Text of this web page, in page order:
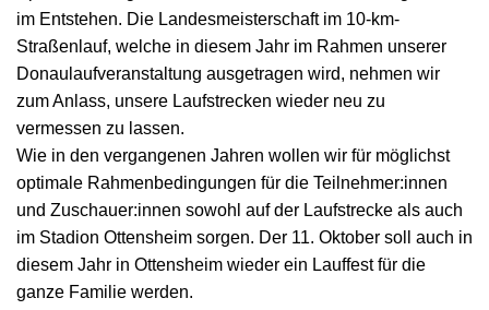
im Entstehen. Die Landesmeisterschaft im 10-km-
Straßenlauf, welche in diesem Jahr im Rahmen unserer
Donaulaufveranstaltung ausgetragen wird, nehmen wir
zum Anlass, unsere Laufstrecken wieder neu zu
vermessen zu lassen.
Wie in den vergangenen Jahren wollen wir für möglichst
optimale Rahmenbedingungen für die Teilnehmer:innen
und Zuschauer:innen sowohl auf der Laufstrecke als auch
im Stadion Ottensheim sorgen. Der 11. Oktober soll auch in
diesem Jahr in Ottensheim wieder ein Lauffest für die
ganze Familie werden.